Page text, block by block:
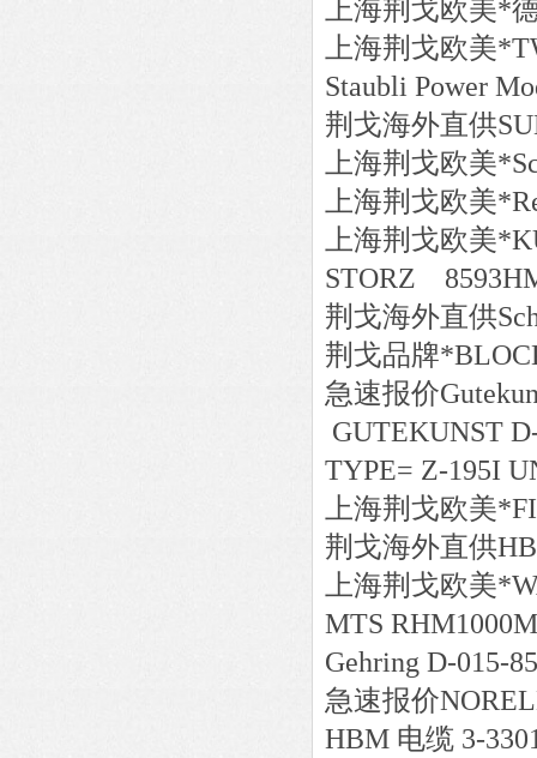
上海荆戈欧美*
上海荆戈欧美*
Staubli Power
荆戈海外直供
上海荆戈欧美*
上海荆戈欧美*
上海荆戈欧美*
荆戈海外直供
荆戈品牌*
急速报价
GUTEKUNST
TYPE= Z-195I
上海荆戈欧美*
荆戈海外直供
上海荆戈欧美*
MTS
Gehring D-015-
急速报价
HBM 电缆 3-